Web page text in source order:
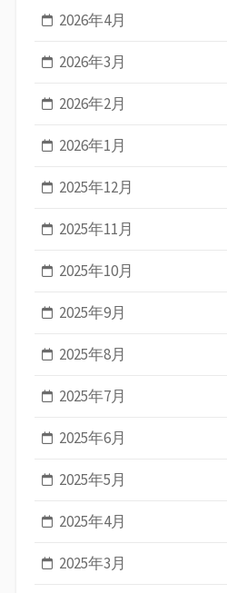
2026年4月
2026年3月
2026年2月
2026年1月
2025年12月
2025年11月
2025年10月
2025年9月
2025年8月
2025年7月
2025年6月
2025年5月
2025年4月
2025年3月